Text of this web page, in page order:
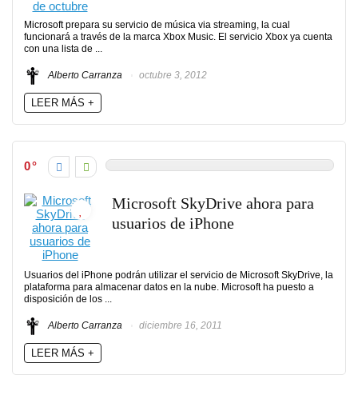
Microsoft prepara su servicio de música via streaming, la cual
funcionará a través de la marca Xbox Music. El servicio Xbox ya cuenta
con una lista de ...
Alberto Carranza octubre 3, 2012
LEER MÁS +
0
Microsoft SkyDrive ahora para
usuarios de iPhone
Usuarios del iPhone podrán utilizar el servicio de Microsoft SkyDrive, la
plataforma para almacenar datos en la nube. Microsoft ha puesto a
disposición de los ...
Alberto Carranza diciembre 16, 2011
LEER MÁS +